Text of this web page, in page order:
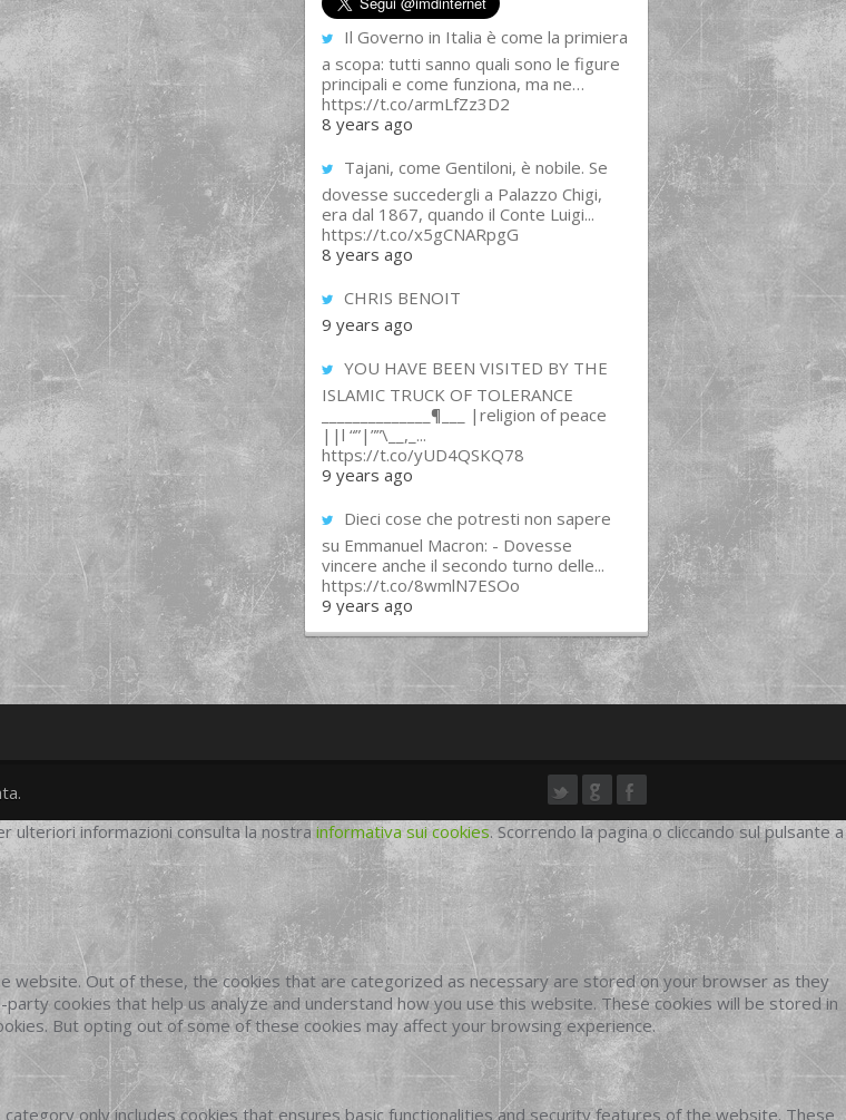
Il Governo in Italia è come la primiera
a scopa: tutti sanno quali sono le figure
principali e come funziona, ma ne…
https://t.co/armLfZz3D2
8 years ago
Tajani, come Gentiloni, è nobile. Se
dovesse succedergli a Palazzo Chigi,
era dal 1867, quando il Conte Luigi...
https://t.co/x5gCNARpgG
8 years ago
CHRIS BENOIT
9 years ago
YOU HAVE BEEN VISITED BY THE
ISLAMIC TRUCK OF TOLERANCE
______________¶___ |religion of peace
||l “”|””\__,_...
https://t.co/yUD4QSKQ78
9 years ago
Dieci cose che potresti non sapere
su Emmanuel Macron: - Dovesse
vincere anche il secondo turno delle...
https://t.co/8wmlN7ESOo
9 years ago
facebook
ulteriori informazioni consulta la nostra informativa sui cookies. Scorrendo la pagina o cliccando sul pulsante a
website. Out of these, the cookies that are categorized as necessary are stored on your browser as they
cookies that help us analyze and understand how you use this website. These cookies will be stored in
But opting out of some of these cookies may affect your browsing experience.
only includes cookies that ensures basic functionalities and security features of the website. These